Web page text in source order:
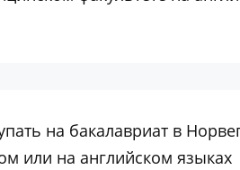
на бакалавриат в
или на английском языках